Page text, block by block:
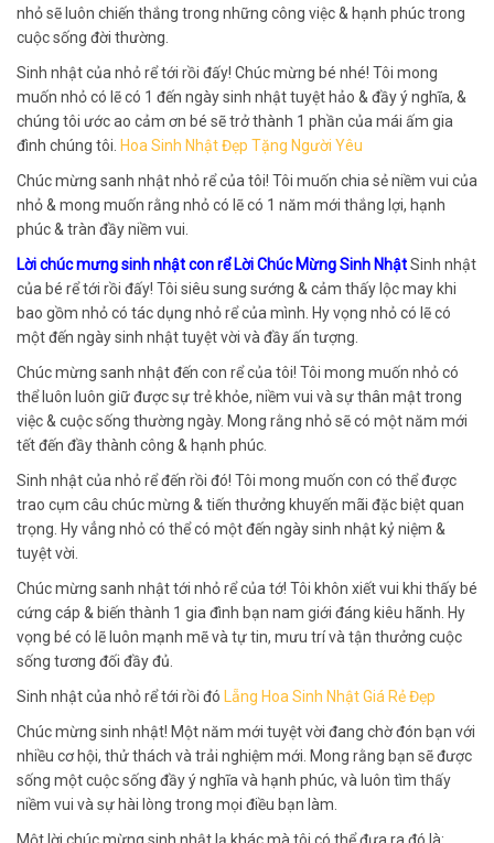
nhỏ sẽ luôn chiến thắng trong những công việc & hạnh phúc trong
cuộc sống đời thường.
Sinh nhật của nhỏ rể tới rồi đấy! Chúc mừng bé nhé! Tôi mong
muốn nhỏ có lẽ có 1 đến ngày sinh nhật tuyệt hảo & đầy ý nghĩa, &
chúng tôi ước ao cảm ơn bé sẽ trở thành 1 phần của mái ấm gia
đình chúng tôi. Hoa Sinh Nhật Đẹp Tặng Người Yêu
Chúc mừng sanh nhật nhỏ rể của tôi! Tôi muốn chia sẻ niềm vui của
nhỏ & mong muốn rằng nhỏ có lẽ có 1 năm mới thắng lợi, hạnh
phúc & tràn đầy niềm vui.
Lời chúc mưng sinh nhật con rể Lời Chúc Mừng Sinh NhậtSinh nhật
của bé rể tới rồi đấy! Tôi siêu sung sướng & cảm thấy lộc may khi
bao gồm nhỏ có tác dụng nhỏ rể của mình. Hy vọng nhỏ có lẽ có
một đến ngày sinh nhật tuyệt vời và đầy ấn tượng.
Chúc mừng sanh nhật đến con rể của tôi! Tôi mong muốn nhỏ có
thể luôn luôn giữ được sự trẻ khỏe, niềm vui và sự thân mật trong
việc & cuộc sống thường ngày. Mong rằng nhỏ sẽ có một năm mới
tết đến đầy thành công & hạnh phúc.
Sinh nhật của nhỏ rể đến rồi đó! Tôi mong muốn con có thể được
trao cụm câu chúc mừng & tiến thưởng khuyến mãi đặc biệt quan
trọng. Hy vẳng nhỏ có thể có một đến ngày sinh nhật kỷ niệm &
tuyệt vời.
Chúc mừng sanh nhật tới nhỏ rể của tớ! Tôi khôn xiết vui khi thấy bé
cứng cáp & biến thành 1 gia đình bạn nam giới đáng kiêu hãnh. Hy
vọng bé có lẽ luôn mạnh mẽ và tự tin, mưu trí và tận thưởng cuộc
sống tương đối đầy đủ.
Sinh nhật của nhỏ rể tới rồi đó
Lẵng Hoa Sinh Nhật Giá Rẻ Đẹp
Chúc mừng sinh nhật! Một năm mới tuyệt vời đang chờ đón bạn với
nhiều cơ hội, thử thách và trải nghiệm mới. Mong rằng bạn sẽ được
sống một cuộc sống đầy ý nghĩa và hạnh phúc, và luôn tìm thấy
niềm vui và sự hài lòng trong mọi điều bạn làm.